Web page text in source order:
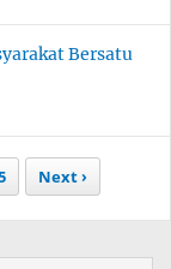
Bersatu
Next ›